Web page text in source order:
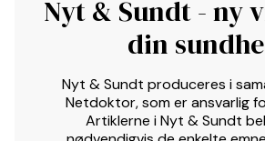
Nyt & Sundt - ny
din
Nyt & Sundt produceres i
Netdoktor, som er ansvarlig
Artiklerne i Nyt & Sundt